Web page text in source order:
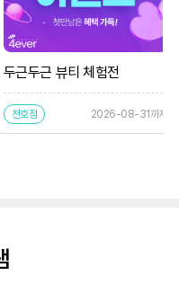
두근두근 뷰티 체험전
천호점 2026-08-31까지